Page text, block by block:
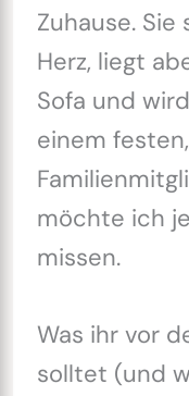
Zuhause.
Herz, liegt
Sofa und
einem
möchte ich
missen.
Was ihr vor
solltet (und